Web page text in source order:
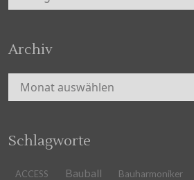
Archiv
Archiv
Schlagworte
ACCESS Bauball Bauharmoniker